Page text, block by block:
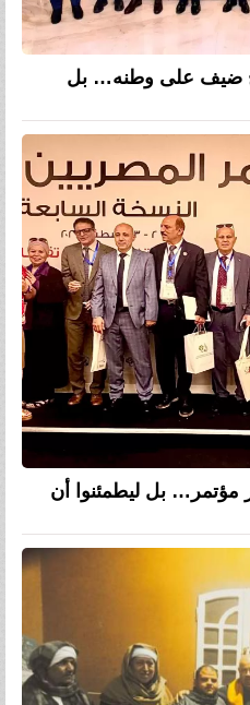
ضيف على وطنه… بل
مؤتمر… بل ليطمئنوا أن